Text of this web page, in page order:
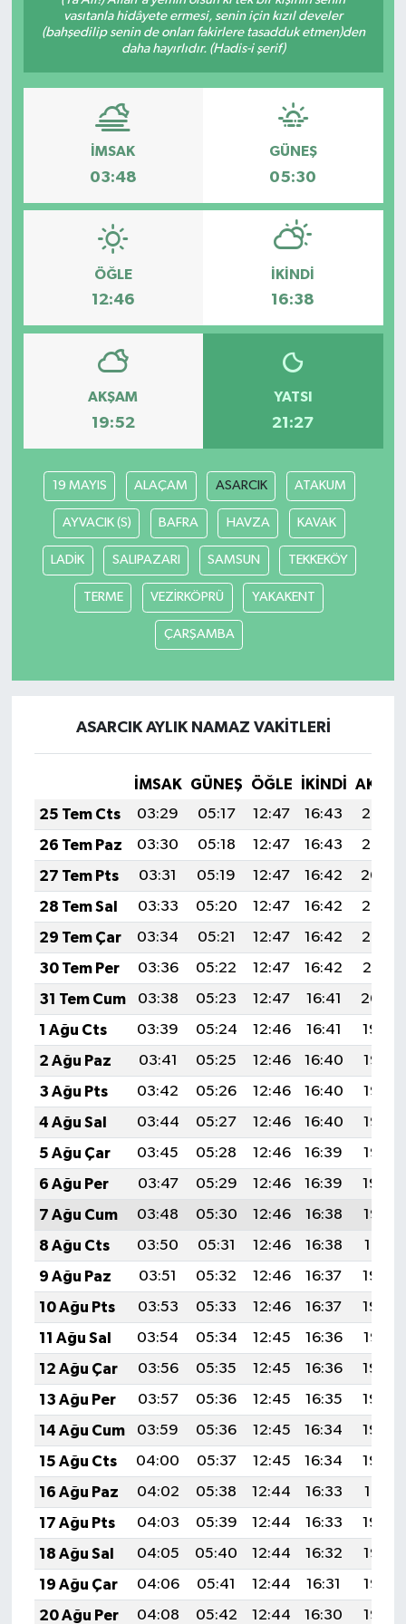
vasıtanla hidâyete ermesi, senin için kızıl develer
(bahşedilip senin de onları fakirlere tasadduk etmen)den
daha hayırlıdır. (Hadis-i şerif)
İMSAK
03:48
GÜNEŞ
05:30
ÖĞLE
12:46
İKINDI
16:38
AKŞAM
19:52
YATSI
21:27
19 MAYIS ALAÇAM ASARCIK ATAKUM
AYVACIK (S) BAFRA HAVZA KAVAK
LADİK SALIPAZARI SAMSUN TEKKEKÖY
TERME VEZİRKÖPRÜ YAKAKENT
ÇARŞAMBA
ASARCIK AYLIK NAMAZ VAKITLERI
İMSAK GÜNEŞ ÖĞLE İKINDI
25 Tem Cts
03:29 05:17 12:47 16:43
20:06
26 Tem Paz
03:30 05:18 12:47 16:43
20:05
27 Tem Pts
03:31 05:19 12:47 16:42
20:04
28 Tem Sal
03:33 05:20 12:47 16:42
20:03
29 Tem Çar
03:34 05:21 12:47 16:42
20:02
30 Tem Per
03:36 05:22 12:47 16:42
20:01
31 Tem Cum
03:38 05:23 12:47 16:41
20:00
1 Ağu Cts
03:39 05:24 12:46 16:41
19:59
2 Ağu Paz
03:41 05:25 12:46 16:40
19:58
3 Ağu Pts
03:42 05:26 12:46 16:40
19:57
4 Ağu Sal
03:44 05:27 12:46 16:40
19:56
5 Ağu Çar
03:45 05:28 12:46 16:39
19:55
6 Ağu Per
03:47 05:29 12:46 16:39
19:54
7 Ağu Cum
03:48 05:30 12:46 16:38
19:52
8 Ağu Cts
03:50 05:31 12:46 16:38
19:51
9 Ağu Paz
03:51 05:32 12:46 16:37
19:50
10 Ağu Pts
03:53 05:33 12:46 16:37
19:49
11 Ağu Sal
03:54 05:34 12:45 16:36
19:47
12 Ağu Çar
03:56 05:35 12:45 16:36
19:46
13 Ağu Per
03:57 05:36 12:45 16:35
19:45
14 Ağu Cum
03:59 05:36 12:45 16:34
19:43
15 Ağu Cts
04:00 05:37 12:45 16:34
19:42
16 Ağu Paz
04:02 05:38 12:44 16:33
19:41
17 Ağu Pts
04:03 05:39 12:44 16:33
19:39
18 Ağu Sal
04:05 05:40 12:44 16:32
19:38
19 Ağu Çar
04:06 05:41 12:44 16:31
19:36
20 Ağu Per
04:08 05:42 12:44 16:30 19:35
SAĞLIK
BÖLGE
KEŞFET
DÜNYA
TREND
MEDYA
OTOMOTİV
TEKNOLOJİ
YAŞAM
KÜLTÜR SANAT